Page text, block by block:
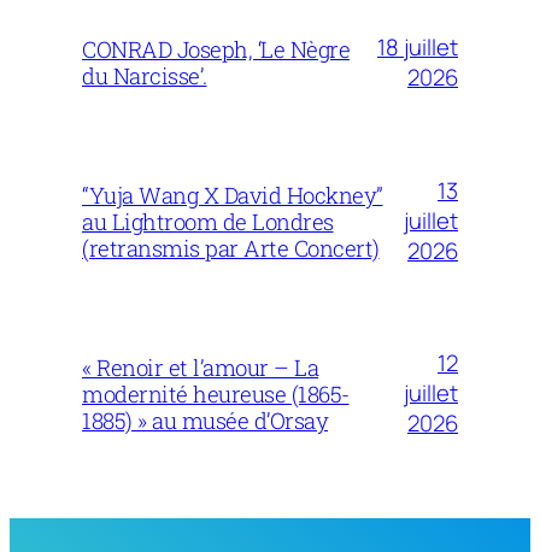
CONRAD Joseph, ‘Le Nègre
du Narcisse’.
18 juillet
2026
“Yuja Wang X David Hockney”
au Lightroom de Londres
(retransmis par Arte Concert)
13
juillet
2026
« Renoir et l’amour – La
modernité heureuse (1865-
1885) » au musée d’Orsay
12
juillet
2026